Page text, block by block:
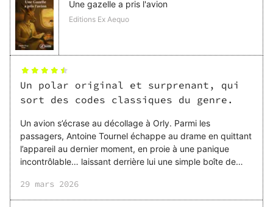
Une gazelle a pris l'avion
Editions Ex Aequo
Un polar original et surprenant, qui
sort des codes classiques du genre.
Un avion s’écrase au décollage à Orly. Parmi les
passagers, Antoine Tournel échappe au drame en quittant
l’appareil au dernier moment, en proie à une panique
incontrôlable… laissant derrière lui une simple boîte de
pourtant le placer au cœur des soupçons. Avec ce roman,
Hélène Gelézeau propose un polar atypique qui se
29 mars 2026